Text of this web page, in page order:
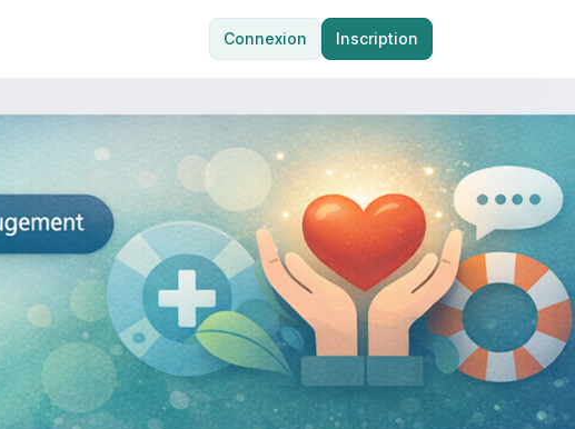
Connexion Inscription